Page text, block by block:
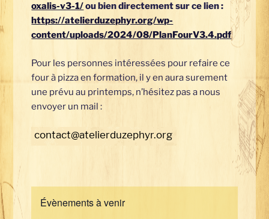
oxalis-v3-1/ou bien directement sur ce lien :
https://atelierduzephyr.org/wp-
content/uploads/2024/08/PlanFourV3.4.pdf
Pour les personnes intéressées pour refaire ce
four à pizza en formation, il y en aura surement
une prévu au printemps, n’hésitez pas a nous
envoyer un mail :
Évènements à venir